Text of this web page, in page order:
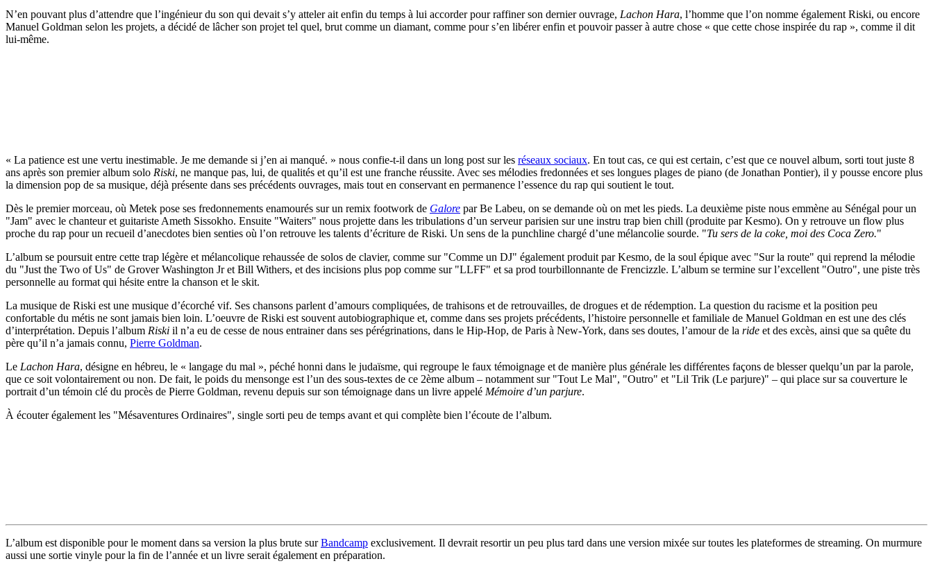
N’en pouvant plus d’attendre que l’ingénieur du son qui devait s’y atteler ait enfin du temps à lui accorder pour raffiner son dernier ouvrage, Lachon Hara, l’homme que l’on nomme également Riski, ou encore
Manuel Goldman selon les projets, a décidé de lâcher son projet tel quel, brut comme un diamant, comme pour s’en libérer enfin et pouvoir passer à autre chose « que cette chose inspirée du rap », comme il dit
lui-même.
« La patience est une vertu inestimable. Je me demande si j’en ai manqué. » nous confie-t-il dans un long post sur les réseaux sociaux. En tout cas, ce qui est certain, c’est que ce nouvel album, sorti tout juste 8
ans après son premier album solo Riski, ne manque pas, lui, de qualités et qu’il est une franche réussite. Avec ses mélodies fredonnées et ses longues plages de piano (de Jonathan Pontier), il y pousse encore plus
la dimension pop de sa musique, déjà présente dans ses précédents ouvrages, mais tout en conservant en permanence l’essence du rap qui soutient le tout.
Dès le premier morceau, où Metek pose ses fredonnements enamourés sur un remix footwork de Galore par Be Labeu, on se demande où on met les pieds. La deuxième piste nous emmène au Sénégal pour un
"Jam" avec le chanteur et guitariste Ameth Sissokho. Ensuite "Waiters" nous projette dans les tribulations d’un serveur parisien sur une instru trap bien chill (produite par Kesmo). On y retrouve un flow plus
proche du rap pour un recueil d’anecdotes bien senties où l’on retrouve les talents d’écriture de Riski. Un sens de la punchline chargé d’une mélancolie sourde. "Tu sers de la coke, moi des Coca Zero."
L’album se poursuit entre cette trap légère et mélancolique rehaussée de solos de clavier, comme sur "Comme un DJ" également produit par Kesmo, de la soul épique avec "Sur la route" qui reprend la mélodie
du "Just the Two of Us" de Grover Washington Jr et Bill Withers, et des incisions plus pop comme sur "LLFF" et sa prod tourbillonnante de Frencizzle. L’album se termine sur l’excellent "Outro", une piste très
personnelle au format qui hésite entre la chanson et le skit.
La musique de Riski est une musique d’écorché vif. Ses chansons parlent d’amours compliquées, de trahisons et de retrouvailles, de drogues et de rédemption. La question du racisme et la position peu
confortable du métis ne sont jamais bien loin. L’oeuvre de Riski est souvent autobiographique et, comme dans ses projets précédents, l’histoire personnelle et familiale de Manuel Goldman en est une des clés
d’interprétation. Depuis l’album Riski il n’a eu de cesse de nous entrainer dans ses pérégrinations, dans le Hip-Hop, de Paris à New-York, dans ses doutes, l’amour de la ride et des excès, ainsi que sa quête du
père qu’il n’a jamais connu, Pierre Goldman.
Le Lachon Hara, désigne en hébreu, le « langage du mal », péché honni dans le judaïsme, qui regroupe le faux témoignage et de manière plus générale les différentes façons de blesser quelqu’un par la parole,
que ce soit volontairement ou non. De fait, le poids du mensonge est l’un des sous-textes de ce 2ème album – notamment sur "Tout Le Mal", "Outro" et "Lil Trik (Le parjure)" – qui place sur sa couverture le
portrait d’un témoin clé du procès de Pierre Goldman, revenu depuis sur son témoignage dans un livre appelé Mémoire d’un parjure.
À écouter également les "Mésaventures Ordinaires", single sorti peu de temps avant et qui complète bien l’écoute de l’album.
L’album est disponible pour le moment dans sa version la plus brute surBandcamp exclusivement. Il devrait resortir un peu plus tard dans une version mixée sur toutes les plateformes de streaming. On murmure
aussi une sortie vinyle pour la fin de l’année et un livre serait également en préparation.